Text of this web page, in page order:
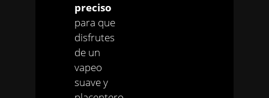
preciso
para que
disfrutes
de un
vapeo
suave y